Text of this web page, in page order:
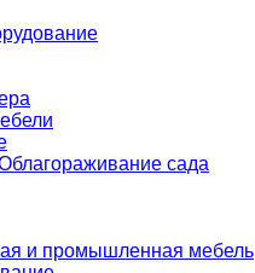
сада
и промышленная мебель